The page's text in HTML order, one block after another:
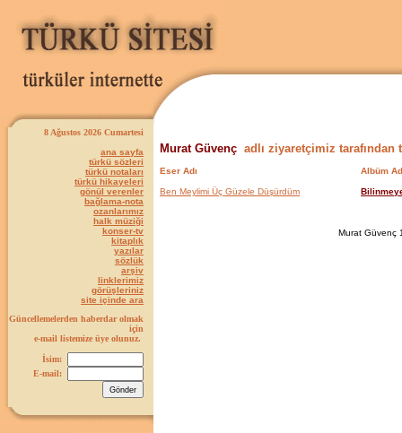
8 Ağustos 2026 Cumartesi
ana sayfa
türkü sözleri
türkü notaları
türkü hikayeleri
gönül verenler
bağlama-nota
ozanlarımız
halk müziği
konser-tv
kitaplık
yazılar
sözlük
arşiv
linklerimiz
görüşleriniz
site içinde ara
Güncellemelerden haberdar olmak
için
e-mail listemize üye olunuz.
İsim:
E-mail:
Murat Güvenç adlı ziyaretçimiz
Eser Adı Albüm
Ben Meylimi Üç Güzele Düşürdüm
Murat Güvenç